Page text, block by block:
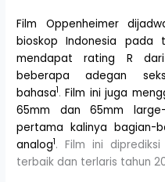
Film Oppenheimer
bioskop Indonesia pada
mendapat rating R dari
beberapa adegan
bahasa1.Film ini juga
65mm dan 65mm
pertama kalinya bagian-
analog1. Film ini
terbaik dan terlaris tahun